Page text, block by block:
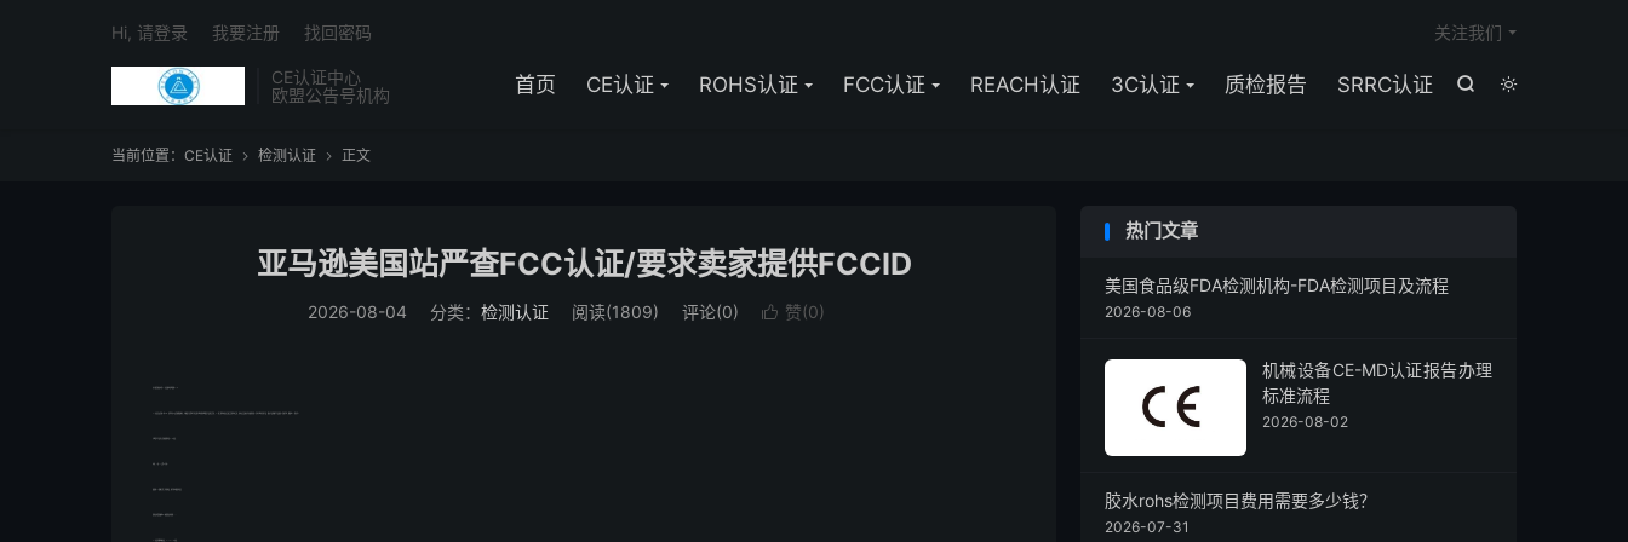
CE认证中心
欧盟公告号机构


首页 CE认证 ROHS认证 FCC认证 REACH认证 3C认证 质检报告 SRRC认证
关注我们
Hi, 请登录 我要注册 找回密码
当前位置： CE认证  检测认证  正文
亚马逊美国站严查FCC认证/要求卖家提供FCCID
2026-08-04 分类： 检测认证 阅读(1809) 评论(0)  赞(0)
热门文章
美国食品级FDA检测机构-FDA检测项目及流程
2026-08-06
机械设备CE-MD认证报告办理
标准流程
2026-08-02
胶水rohs检测项目费用需要多少钱？
2026-07-31